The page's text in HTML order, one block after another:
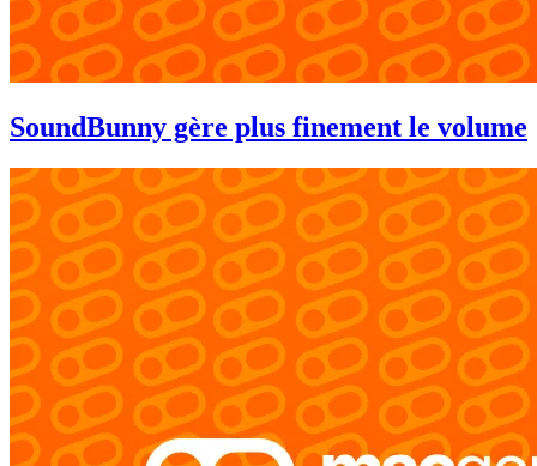
SoundBunny gère plus finement le volume